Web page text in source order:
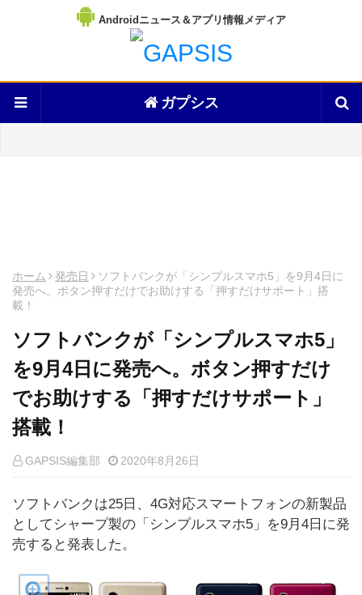
Androidニュース＆アプリ情報メディア
ガプシス
ホーム 発売日
ソフトバンクが「シンプルスマホ5」を9月4日に
発売へ。ボタン押すだけでお助けする「押すだけサポート」搭
載！
ソフトバンクが「シンプルスマホ5」
を9月4日に発売へ。ボタン押すだけ
でお助けする「押すだけサポート」
搭載！
GAPSIS編集部 2020年8月26日
ソフトバンクは25日、4G対応スマートフォンの新製品
としてシャープ製の「シンプルスマホ5」を9月4日に発
売すると発表した。